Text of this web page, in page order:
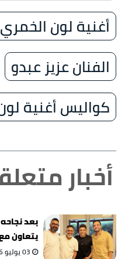
أغنية لون الخمري
الفنان عزيز عبدو
كواليس أغنية
أخبار
بعد
يتعاون مع
03 يوليو 2026 09:14 ص